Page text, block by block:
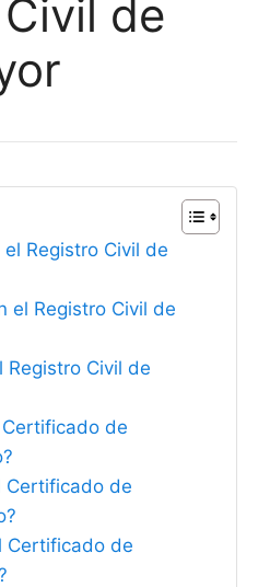
de
Registro Civil de
el Registro Civil de
Civil de
de
Certificado de
Certificado de